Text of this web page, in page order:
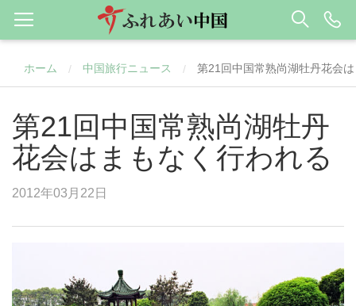
ホーム / 中国旅行ニュース / 第21回中国常熟尚湖牡丹花会
第21回中国常熟尚湖牡丹
花会はまもなく行われる
2012年03月22日